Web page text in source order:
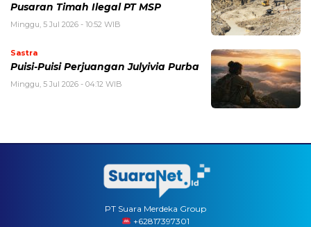
Pusaran Timah Ilegal PT MSP
Minggu, 5 Jul 2026 - 10:52 WIB
Sastra
Puisi-Puisi Perjuangan Julyivia Purba
Minggu, 5 Jul 2026 - 04:12 WIB
PT Suara Merdeka Group
‪+62817397301